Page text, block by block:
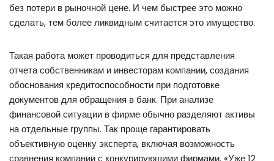
без потери в рыночной цене. И чем быстрее это можно
сделать, тем более ликвидным считается это имущество.
Такая работа может проводиться для представления
отчета собственникам и инвесторам компании, создания
обоснования кредитоспособности при подготовке
документов для обращения в банк. При анализе
финансовой ситуации в фирме обычно разделяют активы
на отдельные группы. Так проще гарантировать
объективную оценку эксперта, включая возможность
сравнения компании с конкурирующими фирмами. «Уже 12